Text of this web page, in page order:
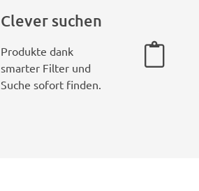
Clever suchen
Produkte dank
smarter Filter und
Suche sofort finden.